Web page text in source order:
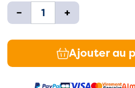
- +
Ajouter au